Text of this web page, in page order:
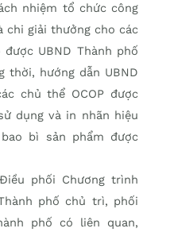
nhiệm tổ chức công
chi giải thưởng cho các
UBND Thành phố
thời, hướng dẫn UBND
chủ thể OCOP được
dụng và in nhãn hiệu
bì sản phẩm được
phối Chương trình
phố chủ trì, phối
phố có liên quan,